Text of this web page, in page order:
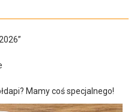
Mamy coś specjalnego!